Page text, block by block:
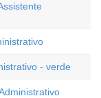
- verde